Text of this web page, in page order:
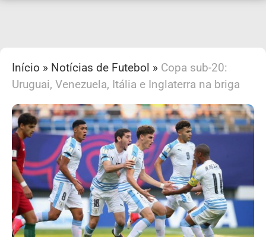
Início » Notícias de Futebol » Copa sub-20:
Uruguai, Venezuela, Itália e Inglaterra na briga